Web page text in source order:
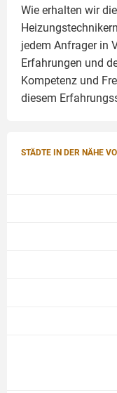
Wie erhalten wir
jedem Anfrager in
Erfahrungen und
Kompetenz und
diesem
STÄDTE IN DER NÄHE